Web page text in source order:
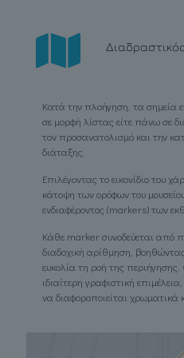
Κατά την πλοήγηση, τα σημεία
σε μορφή λίστας είτε πάνω σε
τον προσανατολισμό και την
διάταξης.
Επιλέγοντας το εικονίδιο του
κάτοψη των ορόφων του
ενδιαφέροντος (markers) των
Κάθε marker συνοδεύεται από
διαδοχική αρίθμηση,
ευκολία τη ροή της περιήγησης.
ιδιαίτερη γραφιστική
να διαφοροποιείται χρωματικά